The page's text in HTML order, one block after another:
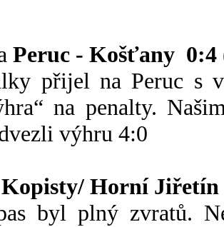
Peruc - Košťany 0:4
přijel na Peruc s
na penalty.
výhru 4:0
Kopisty/ Horní
byl plný zvratů.